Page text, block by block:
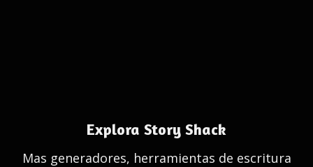
Explora Story Shack
Mas generadores, herramientas de escritura